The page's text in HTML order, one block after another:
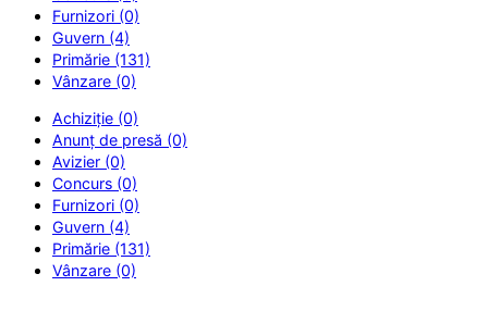
Furnizori (0)
Guvern (4)
Primărie (131)
Vânzare (0)
Achiziție (0)
Anunț de presă (0)
Avizier (0)
Concurs (0)
Furnizori (0)
Guvern (4)
Primărie (131)
Vânzare (0)